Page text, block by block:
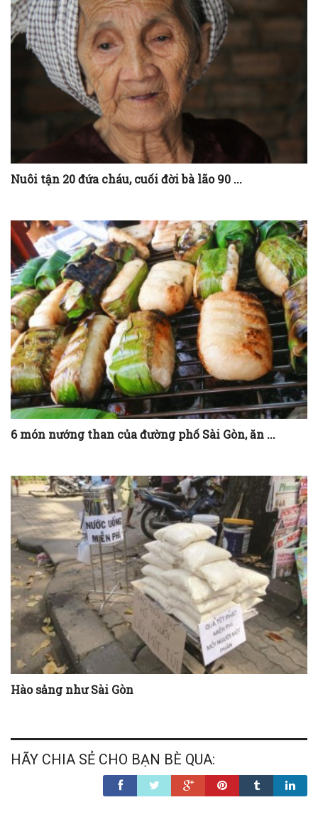
Nuôi tận 20 đứa cháu, cuối đời bà lão 90 ...
6 món nướng than của đường phố Sài Gòn, ăn ...
Hào sảng như Sài Gòn
HÃY CHIA SẺ CHO BẠN BÈ QUA: